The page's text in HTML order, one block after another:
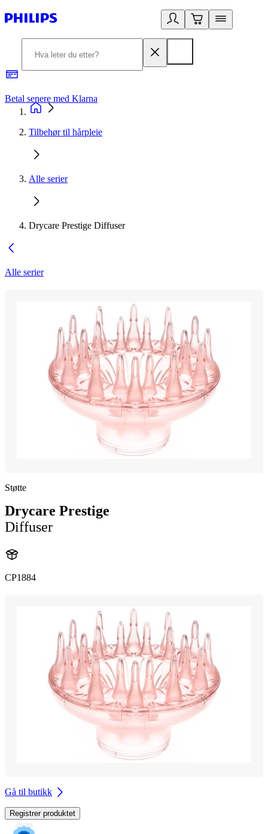
Betal senere med Klarna
Tilbehør til hårpleie
Alle serier
Drycare Prestige Diffuser
Alle serier
Støtte
Drycare Prestige
Diffuser
CP1884
Gå til butikk
Registrer produktet